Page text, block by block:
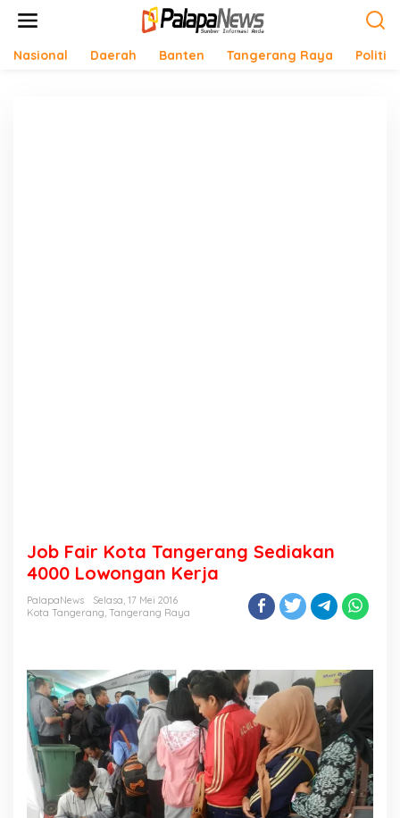
Nasional Daerah Banten Tangerang Raya Politik
Job Fair Kota Tangerang Sediakan
4000 Lowongan Kerja
PalapaNews
Selasa, 17 Mei 2016
Kota Tangerang, Tangerang Raya